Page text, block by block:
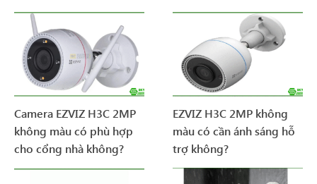
Camera EZVIZ H3C 2MP
không màu có phù hợp
cho cổng nhà không?
EZVIZ H3C 2MP không
màu có cần ánh sáng hỗ
trợ không?